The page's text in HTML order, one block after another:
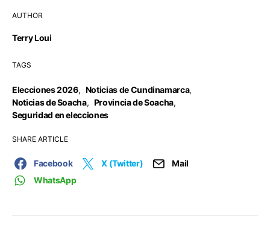
AUTHOR
Terry Loui
TAGS
Elecciones 2026, Noticias de Cundinamarca,
Noticias de Soacha, Provincia de Soacha,
Seguridad en elecciones
SHARE ARTICLE
Facebook X (Twitter)
Mail
WhatsApp